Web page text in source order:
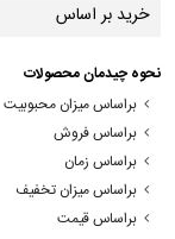
خرید بر اساس
نحوه چیدمان محصولات
براساس میزان محبوبیت
براساس فروش
براساس زمان
براساس میزان تخفیف
براساس قیمت